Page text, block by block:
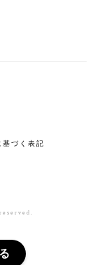
基づく表記